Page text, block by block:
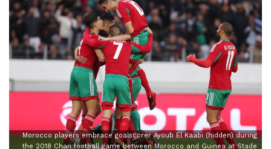
Morocco players embrace goalscorer Ayoub El Kaabi (hidden) during
the 2018 Chan football game between Morocco and Guinea at Stade